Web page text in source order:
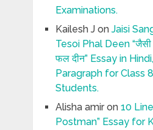
Examinations.
Kailesh Jon Jaisi
Tesoi Phal Deen “जैसी
फल दीन” Essay in
Paragraph for Class
Students.
Alisha amiron 10
Postman” Essay for